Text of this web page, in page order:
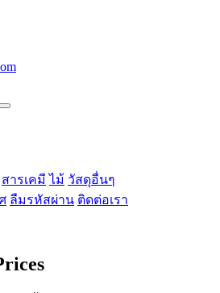
สารเคมี ไม้ วัสดุอื่นๆ
ลืมรหัสผ่าน ติดต่อเรา